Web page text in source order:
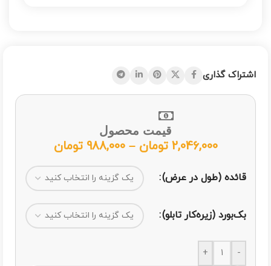
اشتراک گذاری
قیمت محصول
2,046,000 تومان –
988,000 تومان
قائده (طول در عرض)
بک‌بورد (زیره‌کار تابلو)
-
+